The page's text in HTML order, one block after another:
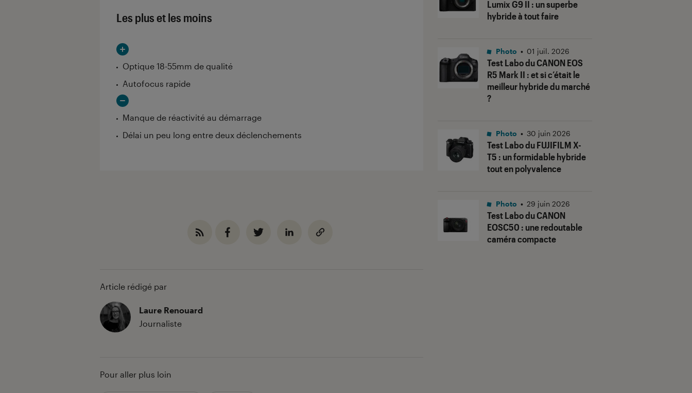
Les plus et les moins
Optique 18-55mm de qualité
Autofocus rapide
Manque de réactivité au démarrage
Délai un peu long entre deux déclenchements
Article rédigé par
Laure Renouard
Journaliste
Pour aller plus loin
Lumix G9 II : un superbe
hybride à tout faire
Test Labo du CANON EOS
R5 Mark II : et si c’était le
meilleur hybride du marché
?
Photo • 01 juil. 2026
Test Labo du FUJIFILM X-
T5 : un formidable hybride
tout en polyvalence
Photo • 30 juin 2026
Test Labo du CANON
EOSC50 : une redoutable
caméra compacte
Photo • 29 juin 2026